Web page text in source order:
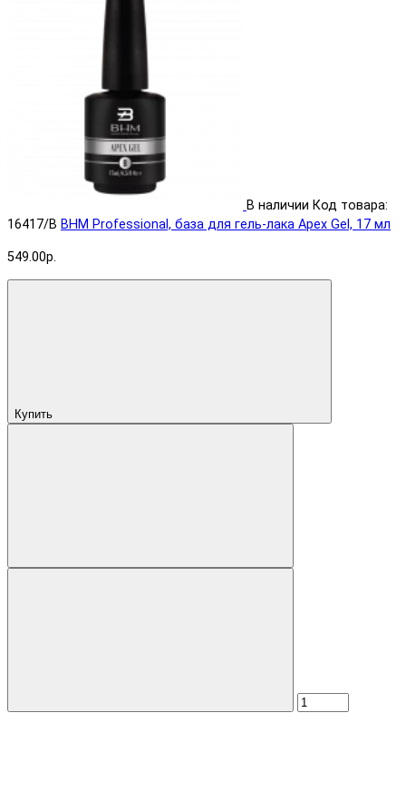
В наличии Код товара:
16417/B BHM Professional, база для гель-лака Apex Gel, 17 мл
549.00р.
Купить